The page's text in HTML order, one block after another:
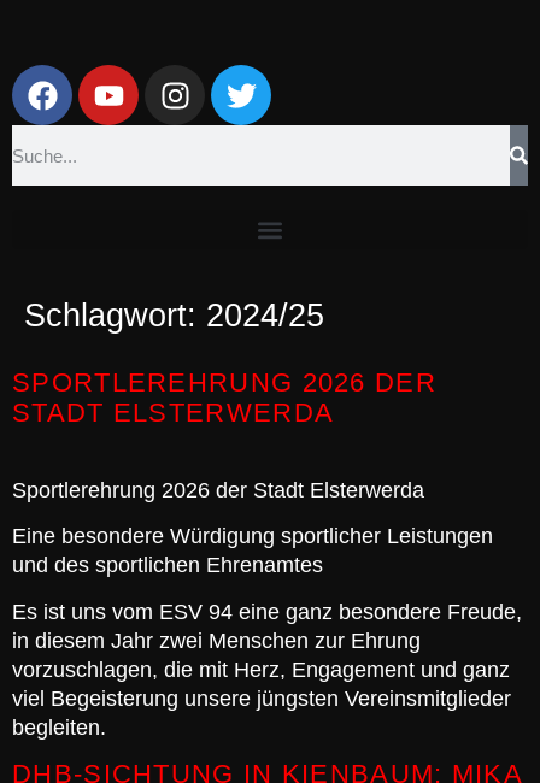
Schlagwort: 2024/25
SPORTLEREHRUNG 2026 DER
STADT ELSTERWERDA
Sportlerehrung 2026 der Stadt Elsterwerda
Eine besondere Würdigung sportlicher Leistungen
und des sportlichen Ehrenamtes
Es ist uns vom ESV 94 eine ganz besondere Freude,
in diesem Jahr zwei Menschen zur Ehrung
vorzuschlagen, die mit Herz, Engagement und ganz
viel Begeisterung unsere jüngsten Vereinsmitglieder
begleiten.
DHB-SICHTUNG IN KIENBAUM: MIKA